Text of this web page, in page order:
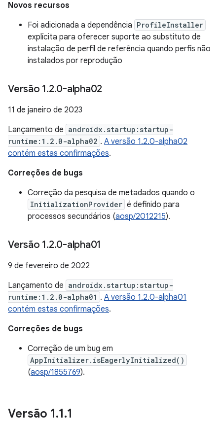
Novos recursos
Foi adicionada a dependência ProfileInstaller
explícita para oferecer suporte ao substituto de
instalação de perfil de referência quando perfis não
instalados por reprodução
Versão 1.2.0-alpha02
11 de janeiro de 2023
Lançamento de androidx.startup:startup-
runtime:1.2.0-alpha02 . A versão 1.2.0-alpha02
contém estas confirmações.
Correções de bugs
Correção da pesquisa de metadados quando o
InitializationProvider é definido para
processos secundários (aosp/2012215).
Versão 1.2.0-alpha01
9 de fevereiro de 2022
Lançamento de androidx.startup:startup-
runtime:1.2.0-alpha01 . A versão 1.2.0-alpha01
contém estas confirmações.
Correções de bugs
Correção de um bug em
AppInitializer.isEagerlyInitialized()
(aosp/1855769).
Versão 1.1.1